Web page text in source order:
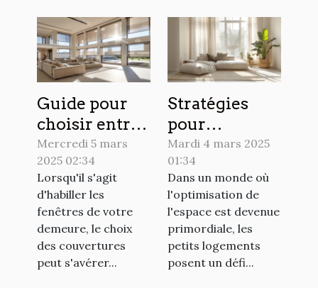
Guide pour
choisir entre
volets
roulants et
stores pour
votre maison
Mercredi 5 mars
2025 02:34
Lorsqu'il s'agit
d'habiller les
fenêtres de votre
demeure, le choix
des couvertures
peut s'avérer...
Stratégies
pour
maximiser
l'espace dans
les petits
logements
Mardi 4 mars 2025
01:34
Dans un monde où
l'optimisation de
l'espace est devenue
primordiale, les
petits logements
posent un défi...